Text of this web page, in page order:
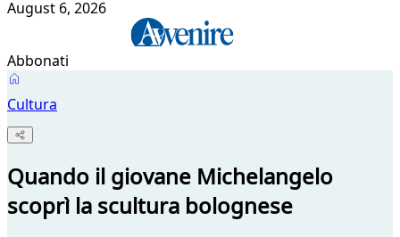
August 6, 2026
Abbonati
Cultura
Quando il giovane Michelangelo
scoprì la scultura bolognese